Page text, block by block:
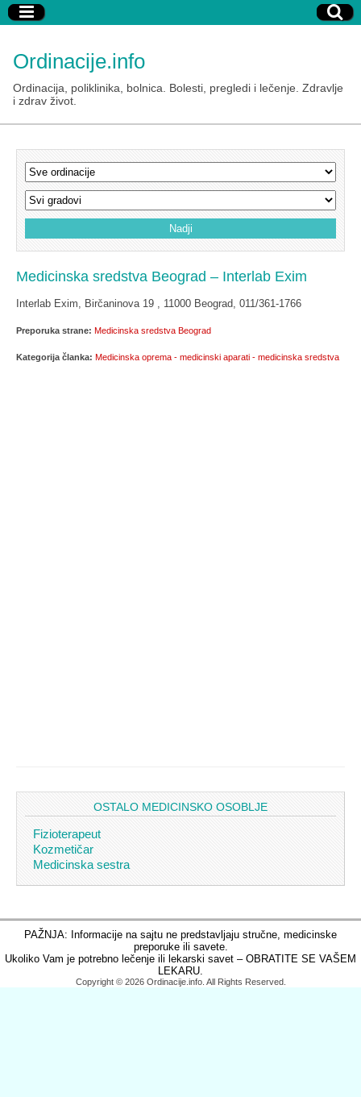
Ordinacije.info
Ordinacija, poliklinika, bolnica. Bolesti, pregledi i lečenje. Zdravlje
i zdrav život.
Medicinska sredstva Beograd – Interlab Exim
Interlab Exim, Birčaninova 19 , 11000 Beograd, 011/361-1766
Preporuka strane: Medicinska sredstva Beograd
Kategorija članka: Medicinska oprema - medicinski aparati - medicinska sredstva
OSTALO MEDICINSKO OSOBLJE
Fizioterapeut
Kozmetičar
Medicinska sestra
PAŽNJA: Informacije na sajtu ne predstavljaju stručne, medicinske
preporuke ili savete.
Ukoliko Vam je potrebno lečenje ili lekarski savet – OBRATITE SE VAŠEM
LEKARU.
Copyright © 2026 Ordinacije.info. All Rights Reserved.